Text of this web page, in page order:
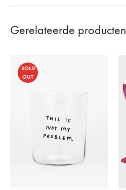
Gerelateerde producten
SOLD
OUT